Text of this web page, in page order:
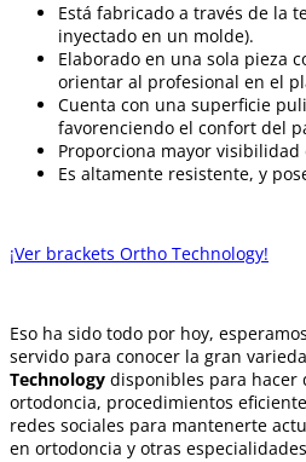
Está fabricado a través de la
inyectado en un molde).
Elaborado en una sola pieza
orientar al profesional en el
Cuenta con una superficie
favorenciendo el confort del
Proporciona mayor
Es altamente resistente, y
¡Ver brackets Ortho Technology!
Eso ha sido todo por hoy,
servido para conocer la gran
Technology disponibles para hacer
ortodoncia, procedimientos
redes sociales para mantenerte
en ortodoncia y otras